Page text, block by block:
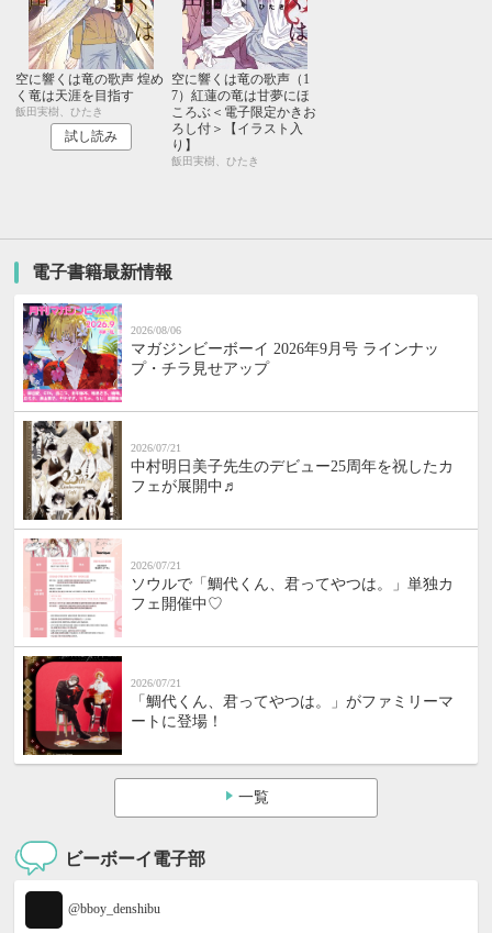
空に響くは竜の歌声 煌め
く竜は天涯を目指す
飯田実樹、ひたき
試し読み
空に響くは竜の歌声（1
7）紅蓮の竜は甘夢にほ
ころぶ＜電子限定かきお
ろし付＞【イラスト入
り】
飯田実樹、ひたき
電子書籍最新情報
2026/08/06
マガジンビーボーイ 2026年9月号 ラインナッ
プ・チラ見せアップ
2026/07/21
中村明日美子先生のデビュー25周年を祝したカ
フェが展開中♬
2026/07/21
ソウルで「鯛代くん、君ってやつは。」単独カ
フェ開催中♡
2026/07/21
「鯛代くん、君ってやつは。」がファミリーマ
ートに登場！
一覧
ビーボーイ電子部
@bboy_denshibu